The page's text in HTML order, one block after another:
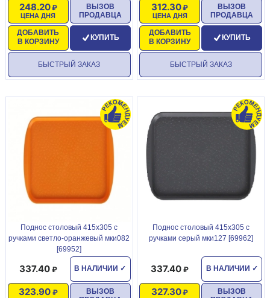
ЦЕНА ДНЯ
248.20
ДОБАВИТЬ
В КОРЗИНУ
ВЫЗОВ
ПРОДАВЦА
КУПИТЬ
БЫСТРЫЙ ЗАКАЗ
ЦЕНА ДНЯ
312.30
ДОБАВИТЬ
В КОРЗИНУ
ВЫЗОВ
ПРОДАВЦА
КУПИТЬ
БЫСТРЫЙ ЗАКАЗ
Поднос столовый 415х305 с
ручками светло-оранжевый мки082
[69952]
В НАЛИЧИИ ✓
337.40
323.90
ВЫЗОВ
Поднос столовый 415х305 с
ручками серый мки127 [69962]
В НАЛИЧИИ ✓
337.40
327.30
ВЫЗОВ